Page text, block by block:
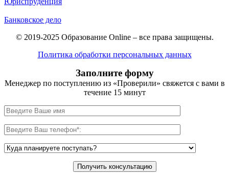
Банковское дело
© 2019-2025 Образование Online – все права защищены.
Политика обработки персональных данных
Заполните форму
Менеджер по поступлению из «Проверили» свяжется с вами в
течение 15 минут